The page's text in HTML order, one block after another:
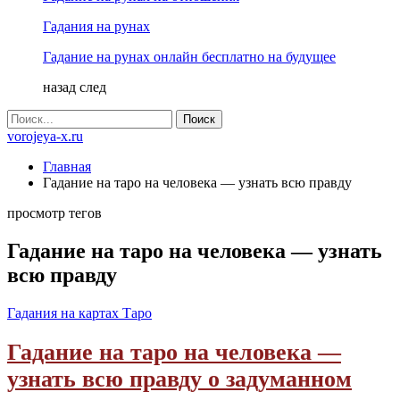
Гадания на рунах
Гадание на рунах онлайн бесплатно на будущее
назад след
vorojeya-x.ru
Главная
Гадание на таро на человека — узнать всю правду
просмотр тегов
Гадание на таро на человека — узнать
всю правду
Гадания на картах Таро
Гадание на таро на человека —
узнать всю правду о задуманном